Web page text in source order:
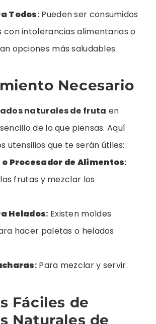
Todos: Pueden ser consumidos
con intolerancias alimentarias o
opciones más saludables.
Necesario
naturales de fruta en
de lo que piensas. Aquí
utensilios que te serán útiles:
Procesador de Alimentos:
frutas y mezclar los
Helados: Existen moldes
hacer paletas o helados
: Para mezclar y servir.
Fáciles de
Naturales de